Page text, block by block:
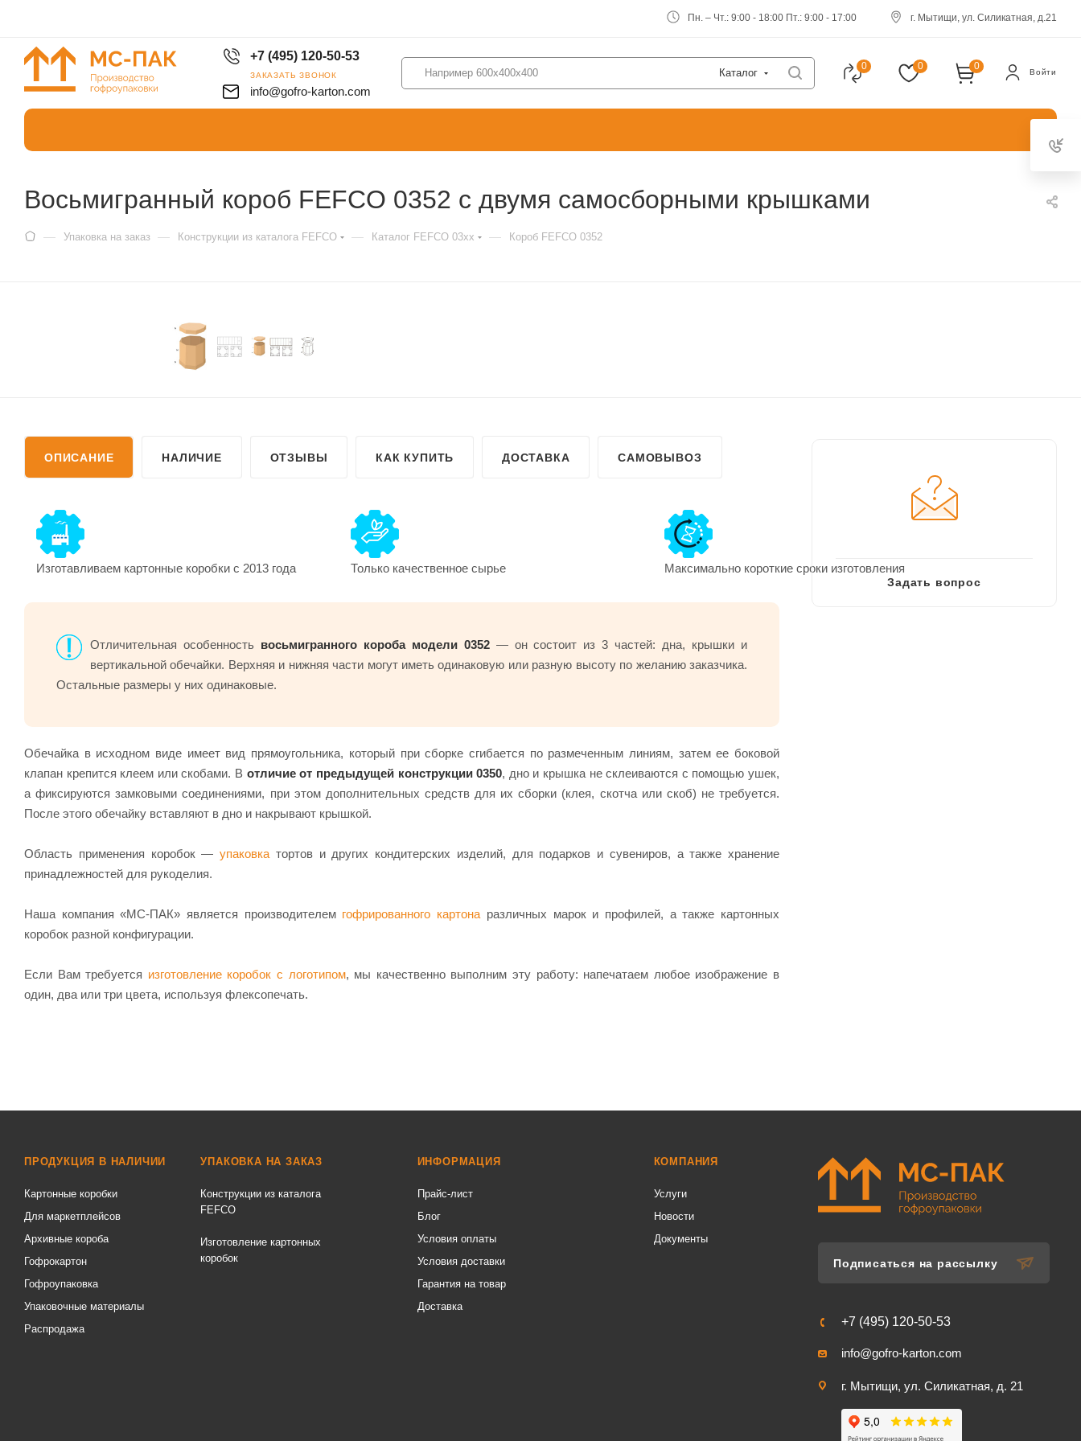
Пн. – Чт.: 9:00 - 18:00 Пт.: 9:00 - 17:00 г. Мытищи, ул. Силикатная, д.21
+7 (495) 120-50-53
ЗАКАЗАТЬ ЗВОНОК
info@gofro-karton.com
Каталог
0 0 0
Войти
Восьмигранный короб FEFCO 0352 с двумя самосборными крышками
— Упаковка на заказ — Конструкции из каталога FEFCO — Каталог FEFCO 03xx — Короб FEFCO 0352
ОПИСАНИЕ НАЛИЧИЕ ОТЗЫВЫ КАК КУПИТЬ ДОСТАВКА САМОВЫВОЗ
Изготавливаем картонные коробки с 2013 года Только качественное сырье Максимально короткие сроки изготовления
Отличительная особенность восьмигранного короба модели 0352— он состоит из 3 частей: дна, крышки и
вертикальной обечайки. Верхняя и нижняя части могут иметь одинаковую или разную высоту по желанию заказчика.
Остальные размеры у них одинаковые.
Обечайка в исходном виде имеет вид прямоугольника, который при сборке сгибается по размеченным линиям, затем ее боковой
клапан крепится клеем или скобами. В отличие от предыдущей конструкции 0350, дно и крышка не склеиваются с помощью ушек,
а фиксируются замковыми соединениями, при этом дополнительных средств для их сборки (клея, скотча или скоб) не требуется.
После этого обечайку вставляют в дно и накрывают крышкой.
Область применения коробок — упаковка тортов и других кондитерских изделий, для подарков и сувениров, а также хранение
принадлежностей для рукоделия.
Наша компания «МС-ПАК» является производителем гофрированного картона различных марок и профилей, а также картонных
коробок разной конфигурации.
Если Вам требуется изготовление коробок с логотипом, мы качественно выполним эту работу: напечатаем любое изображение в
один, два или три цвета, используя флексопечать.
Задать вопрос
ПРОДУКЦИЯ В НАЛИЧИИ
Картонные коробки
Для маркетплейсов
Архивные короба
Гофрокартон
Гофроупаковка
Упаковочные материалы
Распродажа
УПАКОВКА НА ЗАКАЗ
Конструкции из каталога
FEFCO
Изготовление картонных
коробок
ИНФОРМАЦИЯ
Прайс-лист
Блог
Условия оплаты
Условия доставки
Гарантия на товар
Доставка
КОМПАНИЯ
Услуги
Новости
Документы
Подписаться на рассылку
+7 (495) 120-50-53
info@gofro-karton.com
г. Мытищи, ул. Силикатная, д. 21